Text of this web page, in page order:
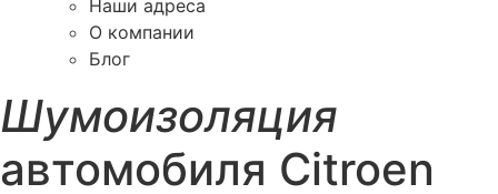
Наши адреса
О компании
Блог
Шумоизоляция
автомобиля Citroen